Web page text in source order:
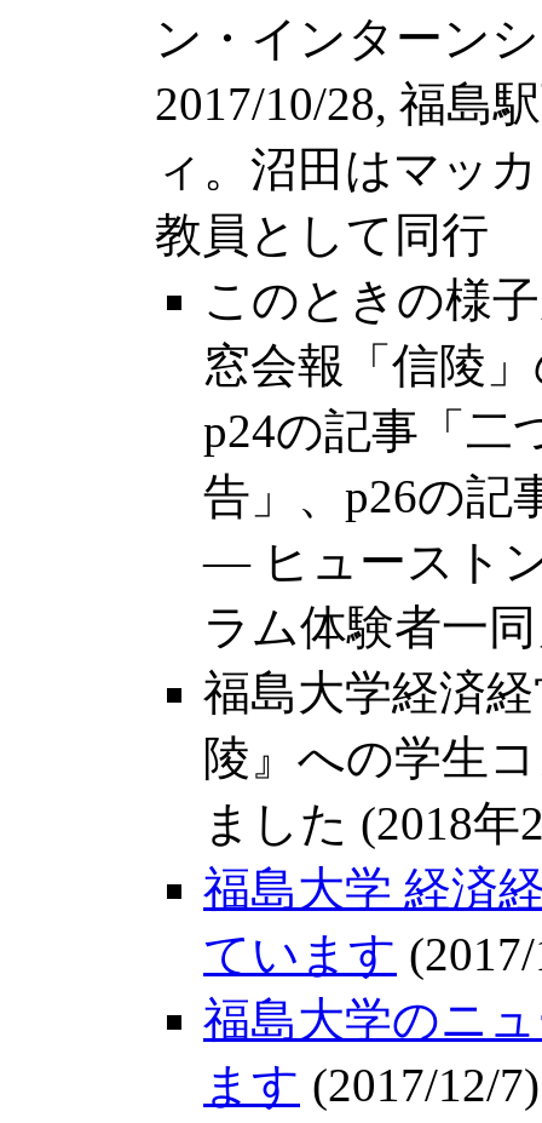
ン・インターン
2017/10/28, 福島
ィ。沼田はマッ
教員として同行
このときの様
窓会報「信陵
p24の記事「二
告」、p26の記
― ヒュースト
ラム体験者一
福島大学経済
陵』への学生
ました (2018年
福島大学 経済
ています
福島大学のニ
ます (2017/12/7)